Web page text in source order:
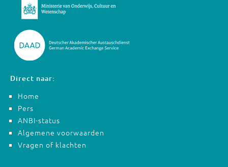
Direct naar:
Home
Pers
ANBI-status
Algemene voorwaarden
Vragen of klachten